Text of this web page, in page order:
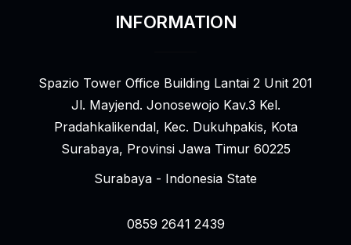
INFORMATION
Spazio Tower Office Building Lantai 2 Unit 201
Jl. Mayjend. Jonosewojo Kav.3 Kel.
Pradahkalikendal, Kec. Dukuhpakis, Kota
Surabaya, Provinsi Jawa Timur 60225
Surabaya - Indonesia State
0859 2641 2439